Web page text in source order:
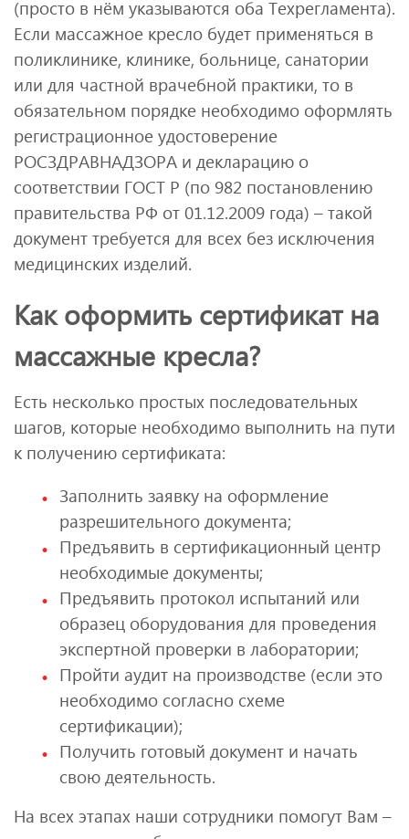
(просто в нём указываются оба Техрегламента).
Если массажное кресло будет применяться в
поликлинике, клинике, больнице, санатории
или для частной врачебной практики, то в
обязательном порядке необходимо оформлять
регистрационное удостоверение
РОСЗДРАВНАДЗОРА и декларацию о
соответствии ГОСТ Р (по 982 постановлению
правительства РФ от 01.12.2009 года) – такой
документ требуется для всех без исключения
медицинских изделий.
Как оформить сертификат на
массажные кресла?
Есть несколько простых последовательных
шагов, которые необходимо выполнить на пути
к получению сертификата:
Заполнить заявку на оформление
разрешительного документа;
Предъявить в сертификационный центр
необходимые документы;
Предъявить протокол испытаний или
образец оборудования для проведения
экспертной проверки в лаборатории;
Пройти аудит на производстве (если это
необходимо согласно схеме
сертификации);
Получить готовый документ и начать
свою деятельность.
На всех этапах наши сотрудники помогут Вам –